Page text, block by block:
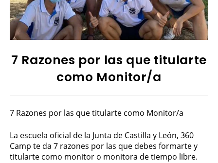
7 Razones por las que titularte
como Monitor/a
7 Razones por las que titularte como Monitor/a
La escuela oficial de la Junta de Castilla y León, 360
Camp te da 7 razones por las que debes formarte y
titularte como monitor o monitora de tiempo libre.